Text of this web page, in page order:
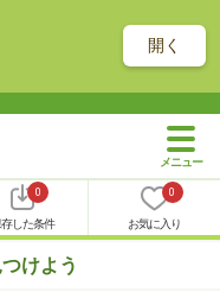
開く
0
した条件
0
お気に入り
けよう